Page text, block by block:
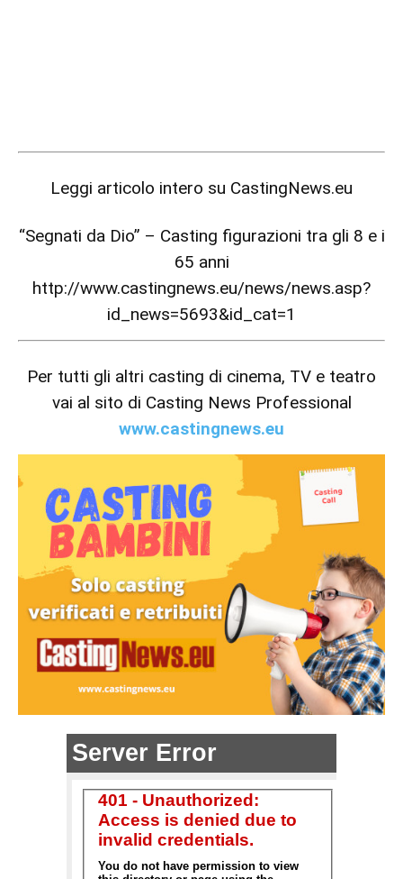
Leggi articolo intero su CastingNews.eu
“Segnati da Dio” – Casting figurazioni tra gli 8 e i
65 anni
http://www.castingnews.eu/news/news.asp?
id_news=5693&id_cat=1
Per tutti gli altri casting di cinema, TV e teatro
vai al sito di Casting News Professional
www.castingnews.eu